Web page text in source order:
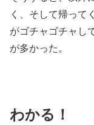
く、そして帰って
がゴチャゴチャし
が多かった。
わかる！